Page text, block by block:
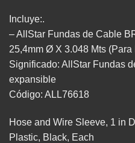
Incluye:.
– AllStar Fundas de Cable
25,4mm Ø X 3.048 Mts
Significado: AllStar Fundas
expansible
Código: ALL76618
Hose and Wire Sleeve, 1 in
Plastic, Black, Each